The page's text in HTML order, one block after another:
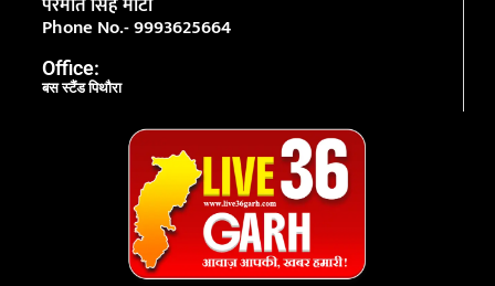
Phone No.- 9993625664
Office:
बस स्टैंड पिथौरा